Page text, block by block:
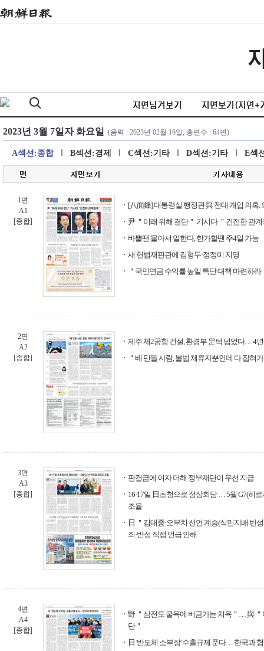
지면넘겨보기 지면보기(지면+
A섹션:종합 B섹션:경제 C섹션:기타 D섹션:기타 E섹
1면
A1
[종합]
[八面鋒] 대통령실 행정관 與 전대 개입 의혹.
尹 ＂미래 위해 결단＂ 기시다 ＂건전한 관
바쁠땐 몰아서 일한다, 한가할땐 주4일 가능
새 헌법재판관에 김형두·정정미 지명
＂국민연금 수익률 높일 특단 대책 마련하라
2면
A2
[종합]
제주 제2공항 건설, 환경부 문턱 넘었다… 4
＂배 만들 사람, 불법 체류자뿐인데 다 잡혀
3면
A3
[종합]
판결금에 이자 더해 정부재단이 우선 지급
16·17일 日초청으로 정상회담 … 5월 G7(히
조율
日 ＂김대중·오부치 선언 계승(식민지배 반
죄·반성 직접 언급 안해
4면
A4
[종합]
野 ＂삼전도 굴욕에 버금가는 치욕＂… 與
단＂
日 '반도체 소부장' 수출규제 푼다… 한국과